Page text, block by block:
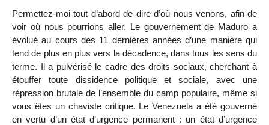
Permettez-moi tout d’abord de dire d’où nous venons, afin de
voir où nous pourrions aller. Le gouvernement de Maduro a
évolué au cours des 11 dernières années d’une manière qui
tend de plus en plus vers la décadence, dans tous les sens du
terme. Il a pulvérisé le cadre des droits sociaux, cherchant à
étouffer toute dissidence politique et sociale, avec une
répression brutale de l’ensemble du camp populaire, même si
vous êtes un chaviste critique. Le Venezuela a été gouverné
en vertu d’un état d’urgence permanent : un état d’urgence